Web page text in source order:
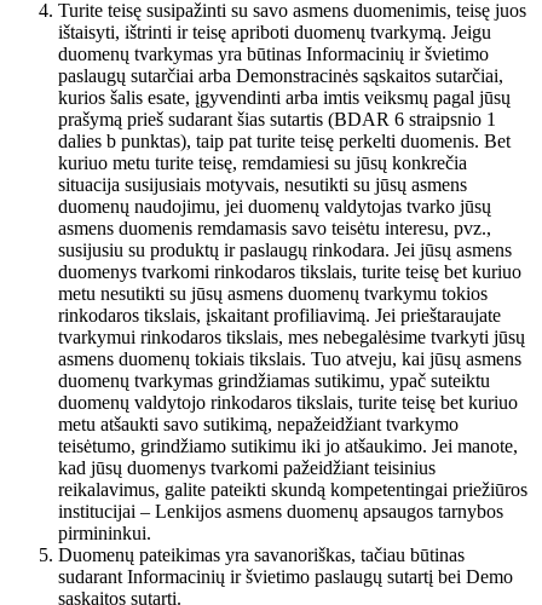
Turite teisę susipažinti su savo asmens duomenimis, teisę juos
ištaisyti, ištrinti ir teisę apriboti duomenų tvarkymą. Jeigu
duomenų tvarkymas yra būtinas Informacinių ir švietimo
paslaugų sutarčiai arba Demonstracinės sąskaitos sutarčiai,
kurios šalis esate, įgyvendinti arba imtis veiksmų pagal jūsų
prašymą prieš sudarant šias sutartis (BDAR 6 straipsnio 1
dalies b punktas), taip pat turite teisę perkelti duomenis. Bet
kuriuo metu turite teisę, remdamiesi su jūsų konkrečia
situacija susijusiais motyvais, nesutikti su jūsų asmens
duomenų naudojimu, jei duomenų valdytojas tvarko jūsų
asmens duomenis remdamasis savo teisėtu interesu, pvz.,
susijusiu su produktų ir paslaugų rinkodara. Jei jūsų asmens
duomenys tvarkomi rinkodaros tikslais, turite teisę bet kuriuo
metu nesutikti su jūsų asmens duomenų tvarkymu tokios
rinkodaros tikslais, įskaitant profiliavimą. Jei prieštaraujate
tvarkymui rinkodaros tikslais, mes nebegalėsime tvarkyti jūsų
asmens duomenų tokiais tikslais. Tuo atveju, kai jūsų asmens
duomenų tvarkymas grindžiamas sutikimu, ypač suteiktu
duomenų valdytojo rinkodaros tikslais, turite teisę bet kuriuo
metu atšaukti savo sutikimą, nepažeidžiant tvarkymo
teisėtumo, grindžiamo sutikimu iki jo atšaukimo. Jei manote,
kad jūsų duomenys tvarkomi pažeidžiant teisinius
reikalavimus, galite pateikti skundą kompetentingai priežiūros
institucijai – Lenkijos asmens duomenų apsaugos tarnybos
pirmininkui.
Duomenų pateikimas yra savanoriškas, tačiau būtinas
sudarant Informacinių ir švietimo paslaugų sutartį bei Demo
sąskaitos sutartį.